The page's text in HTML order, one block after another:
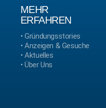
MEHR
ERFAHREN
•Gründungsstories
•Anzeigen & Gesuche
•Aktuelles
•Über Uns